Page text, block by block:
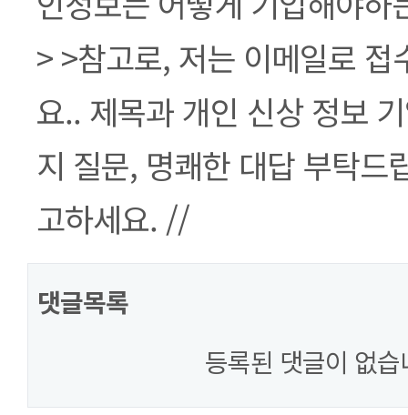
> >참고로, 저는 이메일로 접
요.. 제목과 개인 신상 정보
지 질문, 명쾌한 대답 부탁드
고하세요. //
댓글목록
등록된 댓글이 없습